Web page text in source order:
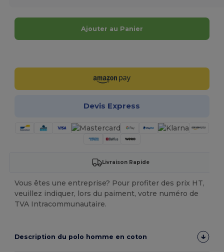
Ajouter au Panier
Devis Express
Livraison Rapide
Vous êtes une entreprise? Pour profiter des prix HT,
veuillez indiquer, lors du paiment, votre numéro de
TVA Intracommunautaire.
Description du polo homme en coton